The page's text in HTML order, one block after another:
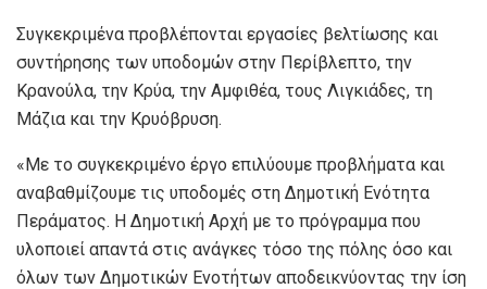
Συγκεκριμένα προβλέπονται εργασίες βελτίωσης και
συντήρησης των υποδομών στην Περίβλεπτο, την
Κρανούλα, την Κρύα, την Αμφιθέα, τους Λιγκιάδες, τη
Μάζια και την Κρυόβρυση.
«Με το συγκεκριμένο έργο επιλύουμε προβλήματα και
αναβαθμίζουμε τις υποδομές στη Δημοτική Ενότητα
Περάματος. Η Δημοτική Αρχή με το πρόγραμμα που
υλοποιεί απαντά στις ανάγκες τόσο της πόλης όσο και
όλων των Δημοτικών Ενοτήτων αποδεικνύοντας την ίση